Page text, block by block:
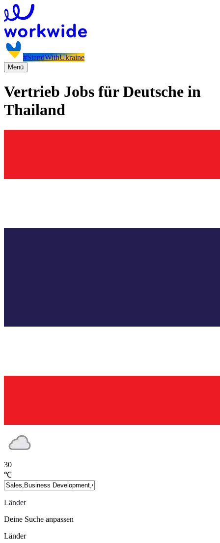
#StandWithUkraine
Menü
Vertrieb Jobs für Deutsche in
Thailand
30
℃
Länder
Deine Suche anpassen
Länder